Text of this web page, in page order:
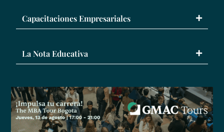
Capacitaciones Empresariales
La Nota Educativa